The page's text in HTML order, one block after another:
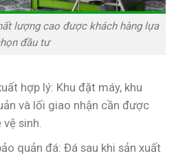
lượng cao được khách hàng lựa
đầu tư
hợp lý: Khu đặt máy, khu
và lối giao nhận cần được
sinh.
quản đá: Đá sau khi sản xuất